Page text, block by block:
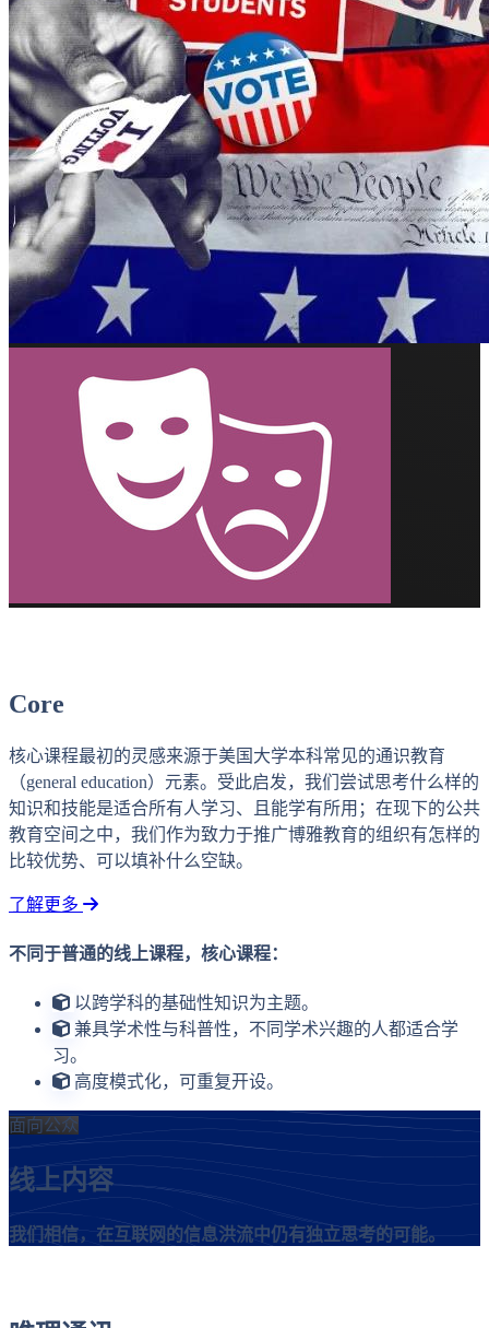
Core
核心课程最初的灵感来源于美国大学本科常见的通识教育
（general education）元素。受此启发，我们尝试思考什么样的
知识和技能是适合所有人学习、且能学有所用；在现下的公共
教育空间之中，我们作为致力于推广博雅教育的组织有怎样的
比较优势、可以填补什么空缺。
了解更多
不同于普通的线上课程，核心课程：
以跨学科的基础性知识为主题。
兼具学术性与科普性，不同学术兴趣的人都适合学
习。
高度模式化，可重复开设。
面向公众
线上内容
我们相信，在互联网的信息洪流中仍有独立思考的可能。